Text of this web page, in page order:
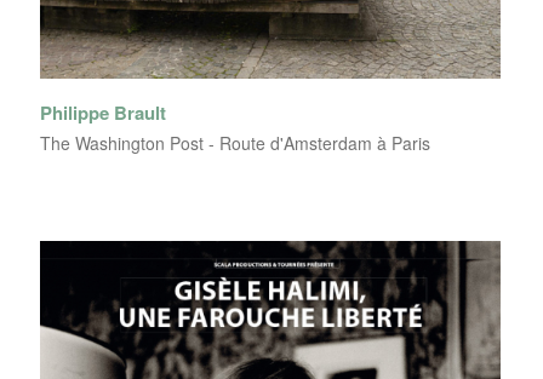
Philippe Brault
The Washington Post - Route d'Amsterdam à Paris